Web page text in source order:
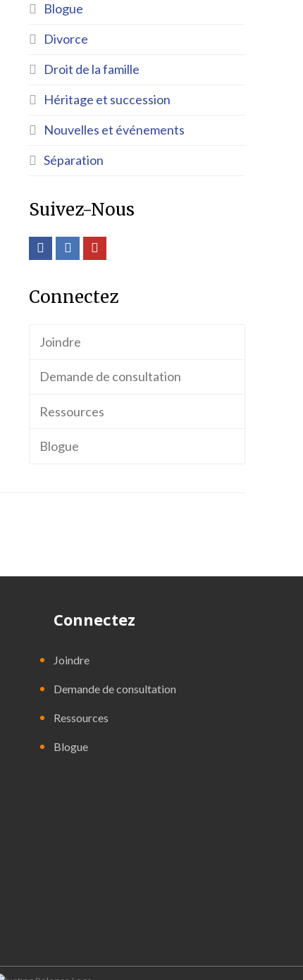
Blogue
Divorce
Droit de la famille
Héritage et succession
Nouvelles et événements
Séparation
Suivez-Nous
FacebookLinkedIn
Connectez
Joindre
Demande de consultation
Ressources
Blogue
Connectez
Joindre
Demande de consultation
Ressources
Blogue